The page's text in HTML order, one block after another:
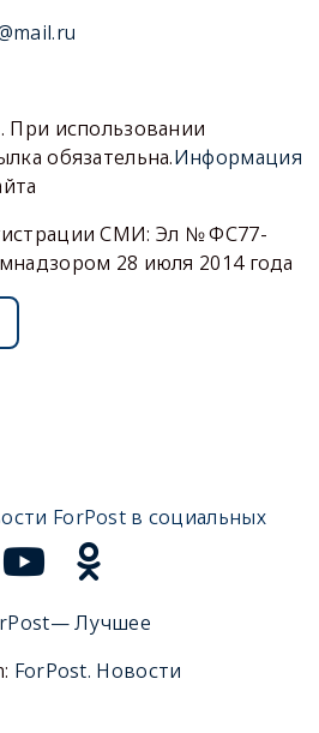
При использовании
обязательна.Информация
СМИ: Эл № ФС77-
28 июля 2014 года
ForPost в социальных
Лучшее
ForPost. Новости